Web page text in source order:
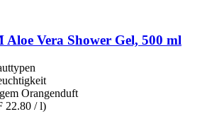
Aloe Vera Shower Gel, 500 ml
Orangenduft
22.80 / l)